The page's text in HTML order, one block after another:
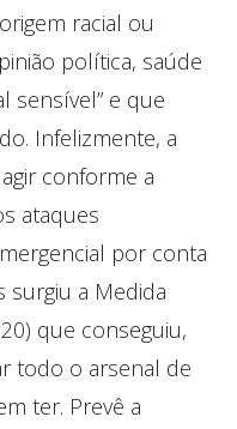
racial ou
política, saúde
sensível” e que
Infelizmente, a
conforme a
ataques
por conta
surgiu a Medida
que conseguiu,
todo o arsenal de
ter. Prevê a